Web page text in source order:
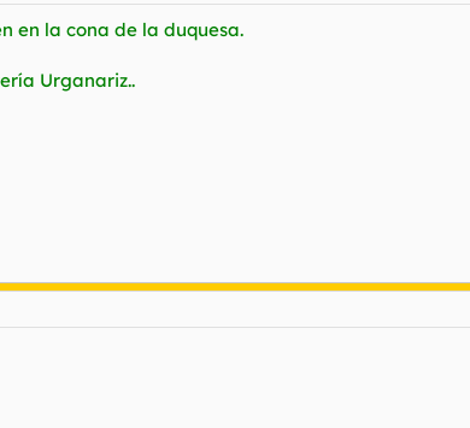
en la cona de la duquesa.
Urganariz..